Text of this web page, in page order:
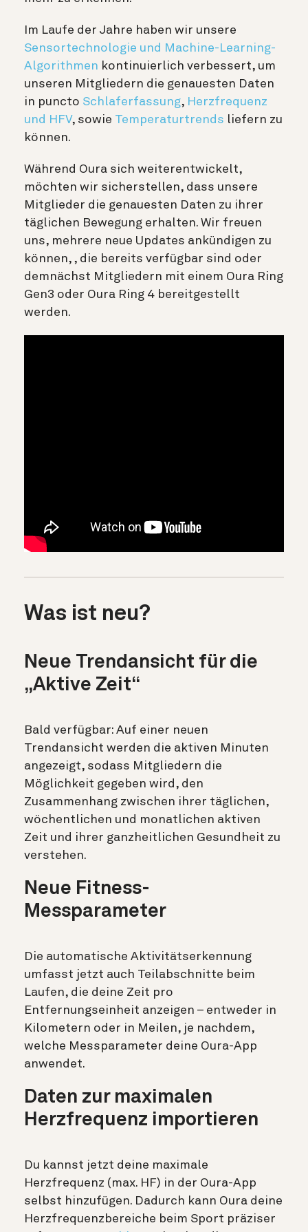
Im Laufe der Jahre haben wir unsere
Sensortechnologie und Machine-Learning-
Algorithmen kontinuierlich verbessert, um
unseren Mitgliedern die genauesten Daten
in puncto Schlaferfassung, Herzfrequenz
und HFV, sowie Temperaturtrends liefern zu
können.
Während Oura sich weiterentwickelt,
möchten wir sicherstellen, dass unsere
Mitglieder die genauesten Daten zu ihrer
täglichen Bewegung erhalten. Wir freuen
uns, mehrere neue Updates ankündigen zu
können, , die bereits verfügbar sind oder
demnächst Mitgliedern mit einem Oura Ring
Gen3 oder Oura Ring 4 bereitgestellt
werden.
Was ist neu?
Neue Trendansicht für die
„Aktive Zeit“
Bald verfügbar: Auf einer neuen
Trendansicht werden die aktiven Minuten
angezeigt, sodass Mitgliedern die
Möglichkeit gegeben wird, den
Zusammenhang zwischen ihrer täglichen,
wöchentlichen und monatlichen aktiven
Zeit und ihrer ganzheitlichen Gesundheit zu
verstehen.
Neue Fitness-
Messparameter
Die automatische Aktivitätserkennung
umfasst jetzt auch Teilabschnitte beim
Laufen, die deine Zeit pro
Entfernungseinheit anzeigen – entweder in
Kilometern oder in Meilen, je nachdem,
welche Messparameter deine Oura-App
anwendet.
Daten zur maximalen
Herzfrequenz importieren
Du kannst jetzt deine maximale
Herzfrequenz (max. HF) in der Oura-App
selbst hinzufügen. Dadurch kann Oura deine
Herzfrequenzbereiche beim Sport präziser